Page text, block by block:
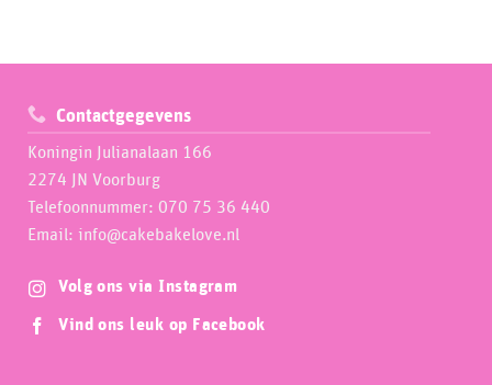
Contactgegevens
Koningin Julianalaan 166
2274 JN Voorburg
Telefoonnummer: 070 75 36 440
Email: info@cakebakelove.nl
Volg ons via Instagram
Vind ons leuk op Facebook